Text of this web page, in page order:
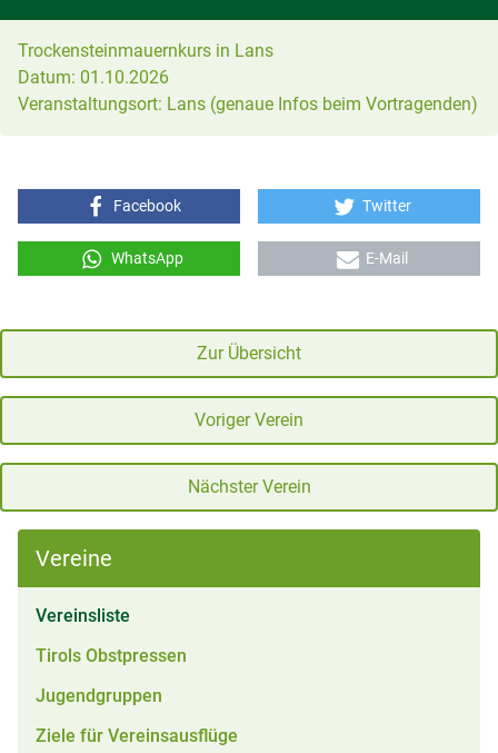
Vereine
Vereinsliste
Tirols Obstpressen
Jugendgruppen
Ziele für Vereinsausflüge
Trockensteinmauernkurs in Lans
Datum: 01.10.2026
Veranstaltungsort: Lans (genaue Infos beim Vortragenden)
Facebook Twitter
WhatsApp E-Mail
Zur Übersicht
Voriger Verein
Nächster Verein